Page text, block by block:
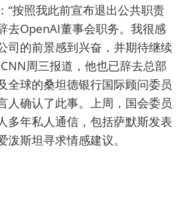
“按照我此前宣布退出公共职责
去OpenAI董事会职务。我很感
司的前景感到兴奋，并期待继续
周三报道，他也已辞去总部
全球的桑坦德银行国际顾问委员
人确认了此事。上周，国会委员
多年私人通信，包括萨默斯发表
斯坦寻求情感建议。